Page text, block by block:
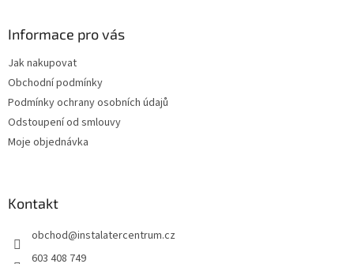
Informace pro vás
Jak nakupovat
Obchodní podmínky
Podmínky ochrany osobních údajů
Odstoupení od smlouvy
Moje objednávka
Kontakt
obchod@instalatercentrum.cz
603 408 749